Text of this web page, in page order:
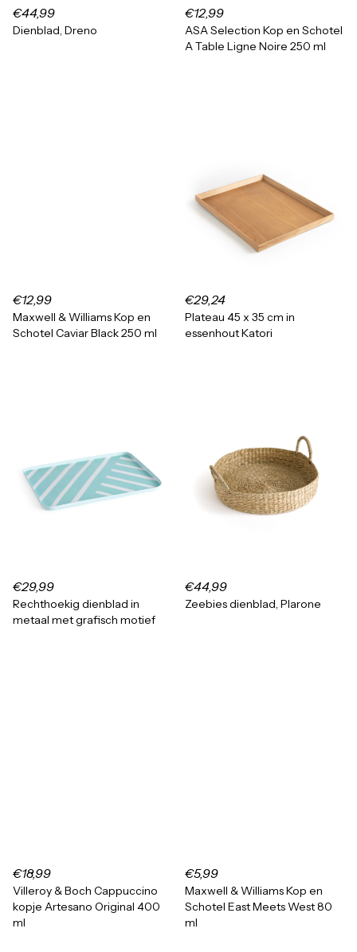
€44,99
Dienblad, Dreno
€12,99
ASA Selection Kop en Schotel
A Table Ligne Noire 250 ml
€12,99
Maxwell & Williams Kop en
Schotel Caviar Black 250 ml
€29,24
Plateau 45 x 35 cm in
essenhout Katori
€29,99
Rechthoekig dienblad in
metaal met grafisch motief
€44,99
Zeebies dienblad, Plarone
€18,99
Villeroy & Boch Cappuccino
kopje Artesano Original 400
ml
€5,99
Maxwell & Williams Kop en
Schotel East Meets West 80
ml